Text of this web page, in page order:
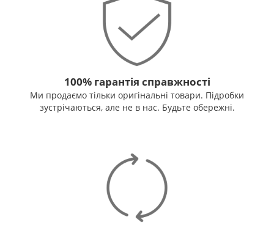
100% гарантія справжності
Ми продаємо тільки оригінальні товари. Підробки
зустрічаються, але не в нас. Будьте обережні.